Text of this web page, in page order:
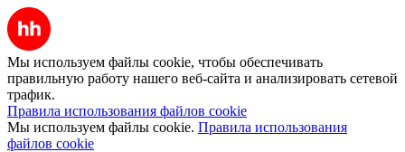
Мы используем файлы cookie, чтобы обеспечивать
правильную работу нашего веб-сайта и анализировать сетевой
трафик.
Правила использования файлов cookie
Мы используем файлы cookie. Правила использования
файлов cookie